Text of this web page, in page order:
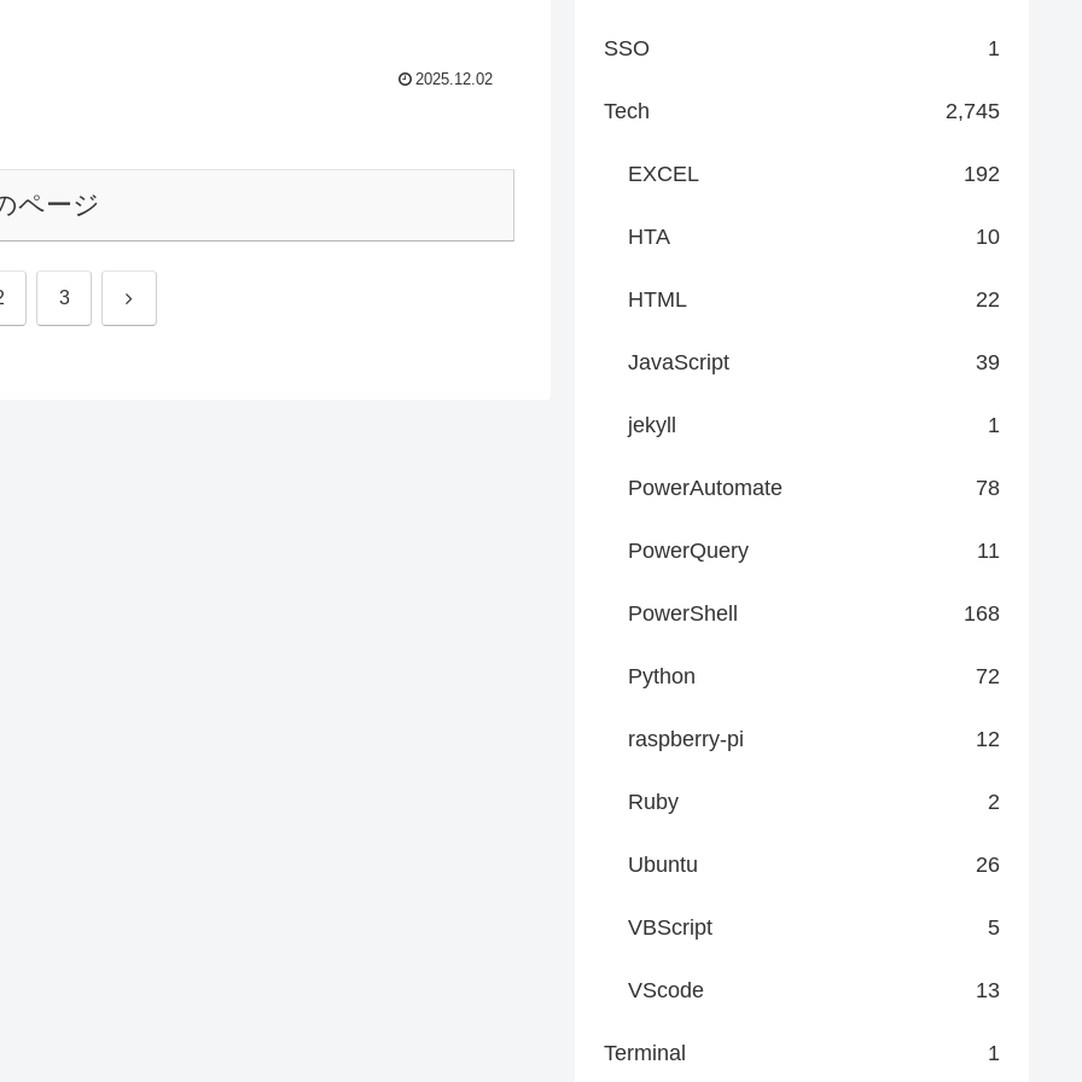
2025.12.02
ページ
3 次
SSO 1
Tech 2,745
EXCEL 192
HTA 10
HTML 22
JavaScript 39
jekyll 1
PowerAutomate 78
PowerQuery 11
PowerShell 168
Python 72
raspberry-pi 12
Ruby 2
Ubuntu 26
VBScript 5
VScode 13
Terminal 1